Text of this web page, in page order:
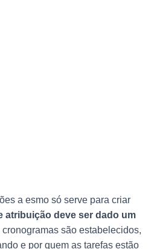
a esmo só serve para criar
atribuição deve ser dado um
são estabelecidos,
e por quem as tarefas estão